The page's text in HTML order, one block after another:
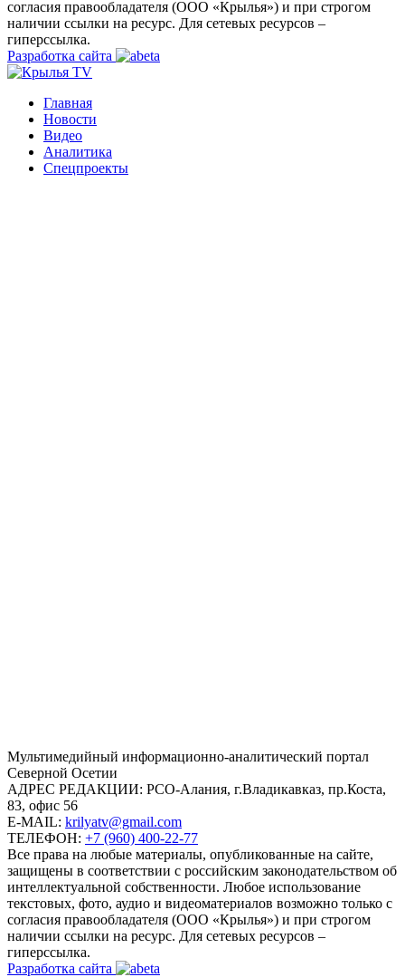
согласия правообладателя (ООО «Крылья») и при строгом
наличии ссылки на ресурс. Для сетевых ресурсов –
гиперссылка.
Разработка сайта
Главная
Новости
Видео
Аналитика
Спецпроекты
Mультимедийный информационно-аналитический портал
Северной Осетии
АДРЕС РЕДАКЦИИ: РСО-Алания, г.Владикавказ, пр.Коста,
83, офис 56
E-MAIL: krilyatv@gmail.com
ТЕЛЕФОН: +7 (960) 400-22-77
Все права на любые материалы, опубликованные на сайте,
защищены в соответствии с российским законодательством об
интеллектуальной собственности. Любое использование
текстовых, фото, аудио и видеоматериалов возможно только с
согласия правообладателя (ООО «Крылья») и при строгом
наличии ссылки на ресурс. Для сетевых ресурсов –
гиперссылка.
Разработка сайта